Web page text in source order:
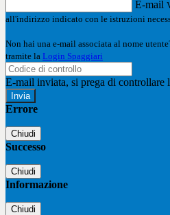
E-mail
all'indirizzo indicato con le istruzioni
Non hai una e-mail associata al nome
tramite la Login Spaggiari
E-mail inviata, si prega di controllare
Errore
Chiudi
Successo
Chiudi
Informazione
Chiudi